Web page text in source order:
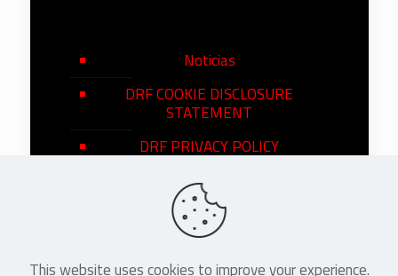
Noticias
DRF COOKIE DISCLOSURE
STATEMENT
DRF PRIVACY POLICY
This website uses cookies to improve your experience.